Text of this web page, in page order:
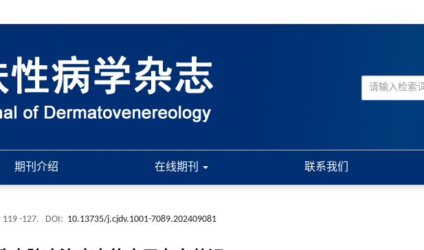
期刊介绍 在线期刊 联系我们
119 -127. DOI: 10.13735/j.cjdv.1001-7089.202409081